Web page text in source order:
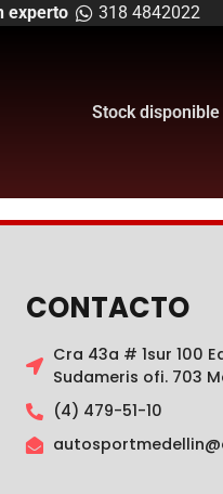
experto 318 4842022
Stock disponible
CONTACTO
Cra 43a # 1sur 100
Sudameris ofi. 703
(4) 479-51-10